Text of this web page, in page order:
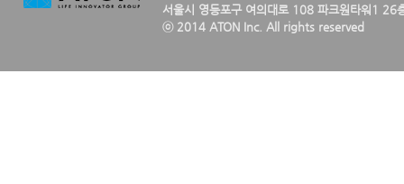
서울시 영등포구 여의대로 108 파크원타워1 26
ⓒ 2014 ATON Inc. All rights reserved